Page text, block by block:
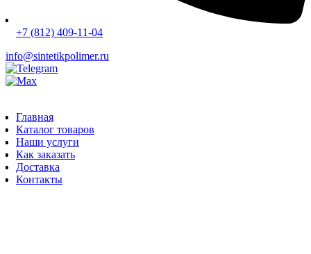
+7 (812) 409-11-04
info@sintetikpolimer.ru
Главная
Каталог товаров
Наши услуги
Как заказать
Доставка
Контакты